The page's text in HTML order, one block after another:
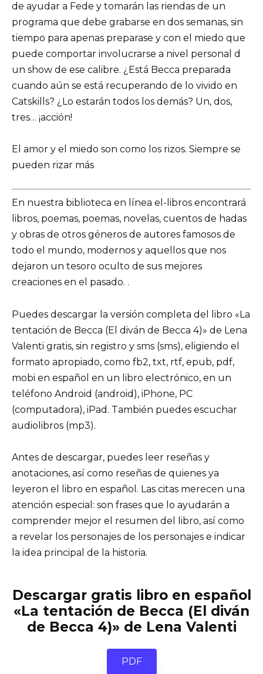
de ayudar a Fede y tomarán las riendas de un
programa que debe grabarse en dos semanas, sin
tiempo para apenas preparase y con el miedo que
puede comportar involucrarse a nivel personal d
un show de ese calibre. ¿Está Becca preparada
cuando aún se está recuperando de lo vivido en
Catskills? ¿Lo estarán todos los demás? Un, dos,
tres… ¡acción!
El amor y el miedo son como los rizos. Siempre se
pueden rizar más
En nuestra biblioteca en línea el-libros encontrará
libros, poemas, poemas, novelas, cuentos de hadas
y obras de otros géneros de autores famosos de
todo el mundo, modernos y aquellos que nos
dejaron un tesoro oculto de sus mejores
creaciones en el pasado. .
Puedes descargar la versión completa del libro «La
tentación de Becca (El diván de Becca 4)» de Lena
Valenti gratis, sin registro y sms (sms), eligiendo el
formato apropiado, como fb2, txt, rtf, epub, pdf,
mobi en español en un libro electrónico, en un
teléfono Android (android), iPhone, PC
(computadora), iPad. También puedes escuchar
audiolibros (mp3).
Antes de descargar, puedes leer reseñas y
anotaciones, así como reseñas de quienes ya
leyeron el libro en español. Las citas merecen una
atención especial: son frases que lo ayudarán a
comprender mejor el resumen del libro, así como
a revelar los personajes de los personajes e indicar
la idea principal de la historia.
Descargar gratis libro en español
«La tentación de Becca (El diván
de Becca 4)» de Lena Valenti
PDF